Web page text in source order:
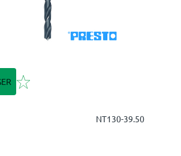
Lägg till i favoriter
NT130-39.50